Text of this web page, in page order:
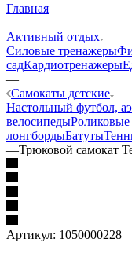
Главная
—
Активный отдых
Силовые тренажеры
садКардиотренажеры
—
Самокаты детские
Настольный футбол,
велосипедыРоликовые
лонгбордыБатуты
—Трюковой самокат
Артикул: 1050000228